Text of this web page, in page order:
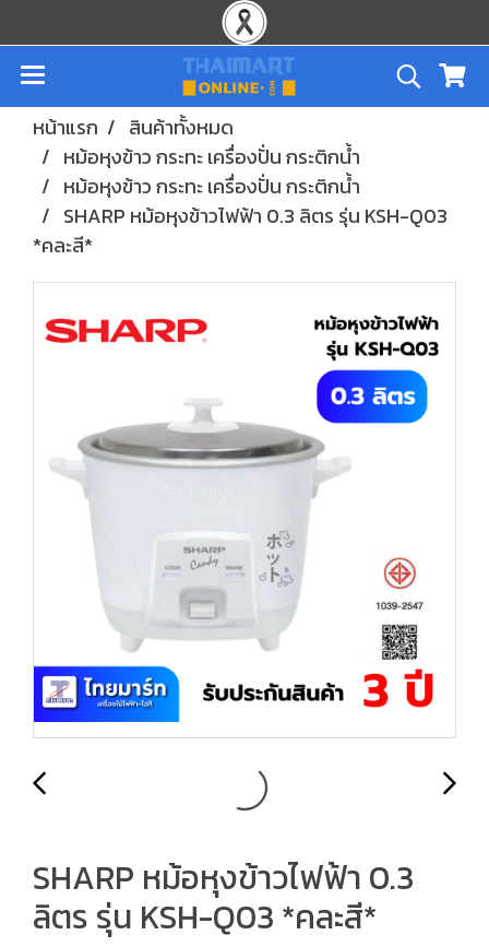
หน้าแรก
สินค้าทั้งหมด
หม้อหุงข้าว กระทะ เครื่องปั่น กระติกน้ำ
หม้อหุงข้าว กระทะ เครื่องปั่น กระติกน้ำ
SHARP หม้อหุงข้าวไฟฟ้า 0.3 ลิตร รุ่น KSH-Q03
*คละสี*
SHARP หม้อหุงข้าวไฟฟ้า 0.3
ลิตร รุ่น KSH-Q03 *คละสี*